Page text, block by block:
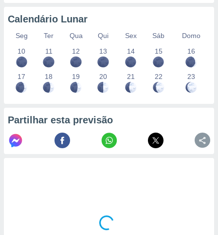
Calendário Lunar
Seg Ter Qua Qui Sex Sáb
Domo
10
11 12 13 14 15 16
17 18 19 20 21 22 23
Partilhar esta previsão